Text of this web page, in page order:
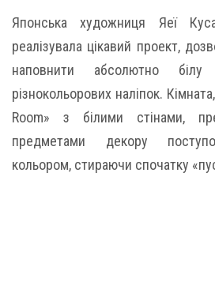
Японська художниця Яеї
реалізувала цікавий проект,
наповнити абсолютно білу
різнокольорових наліпок.
Room» з білими стінами,
предметами декору
кольором, стираючи спочатку